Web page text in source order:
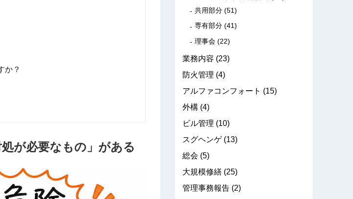
か？
が必要なもの」がある
共用部分 (51)
専有部分 (41)
理事会 (22)
業務内容 (23)
防火管理 (4)
アルファコンフォート (15)
外構 (4)
ビル管理 (10)
スグヘンゲ(13)
総会 (5)
大規模修繕 (25)
管理事務報告 (2)